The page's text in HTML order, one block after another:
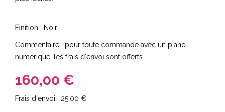
Finition : Noir
Commentaire : pour toute commande avec un piano
numérique, les frais d'envoi sont offerts.
160,00 €
25,00 €